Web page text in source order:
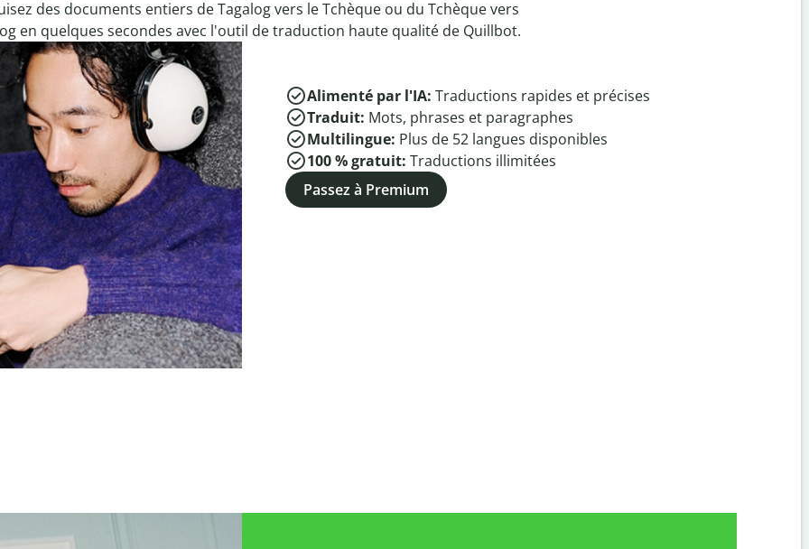
des documents entiers de Tagalog vers le Tchèque ou du Tchèque vers
en quelques secondes avec l'outil de traduction haute qualité de Quillbot.
Alimenté par l'IA: Traductions rapides et précises
Traduit: Mots, phrases et paragraphes
Multilingue: Plus de 52 langues disponibles
100 % gratuit: Traductions illimitées
Passez à Premium